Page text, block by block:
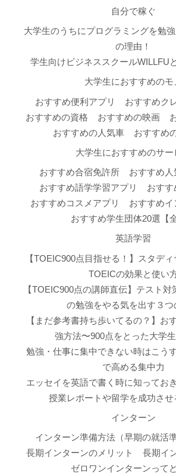
自分で稼ぐ
大学生のうちにプログラミングを勉
の理由！
学生向けビジネススクールWILLFU
大学生におすすめのモ
おすすめ便利アプリ
おすすめク
おすすめの資格
おすすめの映画
おすすめの人気車
おすすめ
大学生におすすめのサー
おすすめ合宿免許所
おすすめ
おすすめ語学学習アプリ
おすす
おすすめコスメアプリ
おすすめ
おすすめ学生団体20選【全
英語学習
【TOEIC900点目指せる！】スタデ
TOEICの効果と使い
【TOEIC900点の講師直伝】テスト
の勉強をやる気を出す３つ
【まだ参考書持ち歩いてるの？】お
強方法〜900点をとった大学
勉強・仕事に集中できない時はこう
で高める集中力
エッセイを英語で書く時に知ってお
授業レポートや留学を成功させ
インターン
インターン準備方法（早期の就活
長期インターンのメリット
長期イ
ゼロワンインターンって